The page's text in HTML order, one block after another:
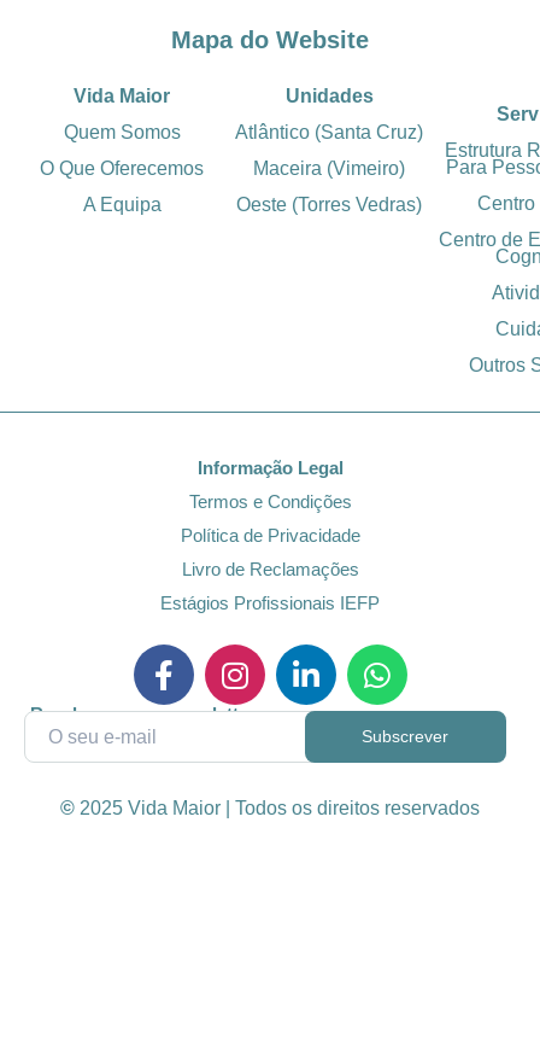
Mapa do Website
Vida Maior
Quem Somos
O Que Oferecemos
A Equipa
Unidades
Atlântico (Santa Cruz)
Maceira (Vimeiro)
Oeste (Torres Vedras)
Estrutura
Para
Centro
Centro de
Outros
Informação Legal
Termos e Condições
Política de Privacidade
Livro de Reclamações
Estágios Profissionais IEFP
Receba a nossa newsletter
© 2025 Vida Maior | Todos os direitos reservados